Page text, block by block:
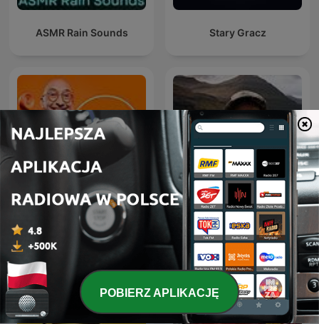
ASMR Rain Sounds Stary Gracz
Nosel wkręca Z Nowickim Po Drodze
POBIERZ APLIKACJĘ